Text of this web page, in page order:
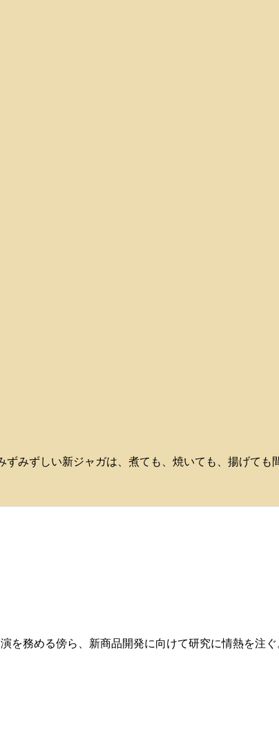
ずみずしい新ジャガは、煮ても、焼いても、揚げても
務める傍ら、新商品開発に向けて研究に情熱を注